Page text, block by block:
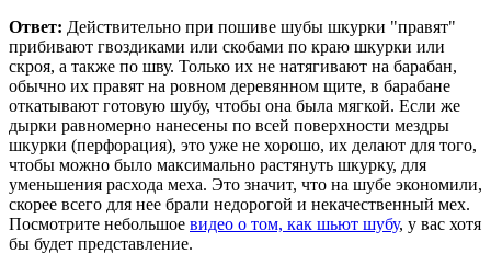
Ответ: Действительно при пошиве шубы шкурки "правят"
прибивают гвоздиками или скобами по краю шкурки или
скроя, а также по шву. Только их не натягивают на барабан,
обычно их правят на ровном деревянном щите, в барабане
откатывают готовую шубу, чтобы она была мягкой. Если же
дырки равномерно нанесены по всей поверхности мездры
шкурки (перфорация), это уже не хорошо, их делают для того,
чтобы можно было максимально растянуть шкурку, для
уменьшения расхода меха. Это значит, что на шубе экономили,
скорее всего для нее брали недорогой и некачественный мех.
Посмотрите небольшое видео о том, как шьют шубу, у вас хотя
бы будет представление.